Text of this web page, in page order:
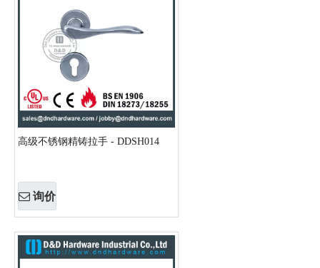
高级不锈钢精铸拉手 - DDSH014
询价